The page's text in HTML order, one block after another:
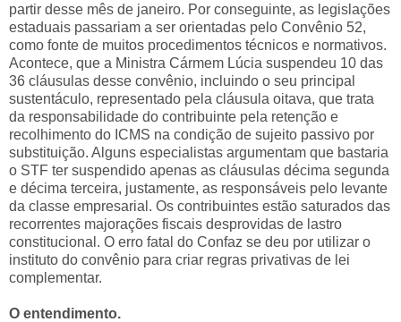
partir desse mês de janeiro. Por conseguinte, as legislações
estaduais passariam a ser orientadas pelo Convênio 52,
como fonte de muitos procedimentos técnicos e normativos.
Acontece, que a Ministra Cármem Lúcia suspendeu 10 das
36 cláusulas desse convênio, incluindo o seu principal
sustentáculo, representado pela cláusula oitava, que trata
da responsabilidade do contribuinte pela retenção e
recolhimento do ICMS na condição de sujeito passivo por
substituição. Alguns especialistas argumentam que bastaria
o STF ter suspendido apenas as cláusulas décima segunda
e décima terceira, justamente, as responsáveis pelo levante
da classe empresarial. Os contribuintes estão saturados das
recorrentes majorações fiscais desprovidas de lastro
constitucional. O erro fatal do Confaz se deu por utilizar o
instituto do convênio para criar regras privativas de lei
complementar.
O entendimento.